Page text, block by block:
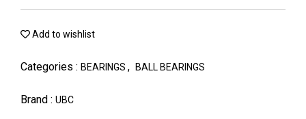
Add to wishlist
Categories : BEARINGS , BALL BEARINGS
Brand : UBC